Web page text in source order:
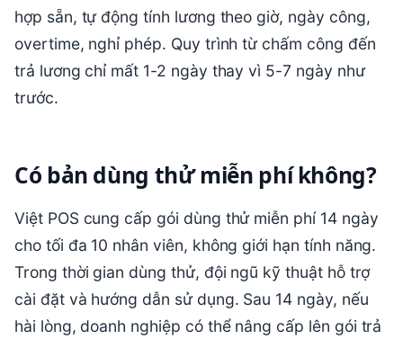
hợp sẵn, tự động tính lương theo giờ, ngày công,
overtime, nghỉ phép. Quy trình từ chấm công đến
trả lương chỉ mất 1-2 ngày thay vì 5-7 ngày như
trước.
Có bản dùng thử miễn phí không?
Việt POS cung cấp gói dùng thử miễn phí 14 ngày
cho tối đa 10 nhân viên, không giới hạn tính năng.
Trong thời gian dùng thử, đội ngũ kỹ thuật hỗ trợ
cài đặt và hướng dẫn sử dụng. Sau 14 ngày, nếu
hài lòng, doanh nghiệp có thể nâng cấp lên gói trả